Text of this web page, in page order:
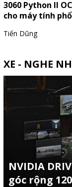
3060 Python II
cho máy tính
Tiến Dũng
XE - NGHE
NVIDIA
góc rộng